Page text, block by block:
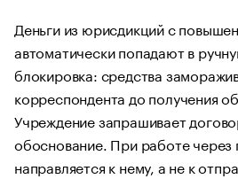
Деньги из юрисдикций с
автоматически попадают в
блокировка: средства
корреспондента до получения
Учреждение запрашивает
обоснование. При работе через
направляется к нему, а не к